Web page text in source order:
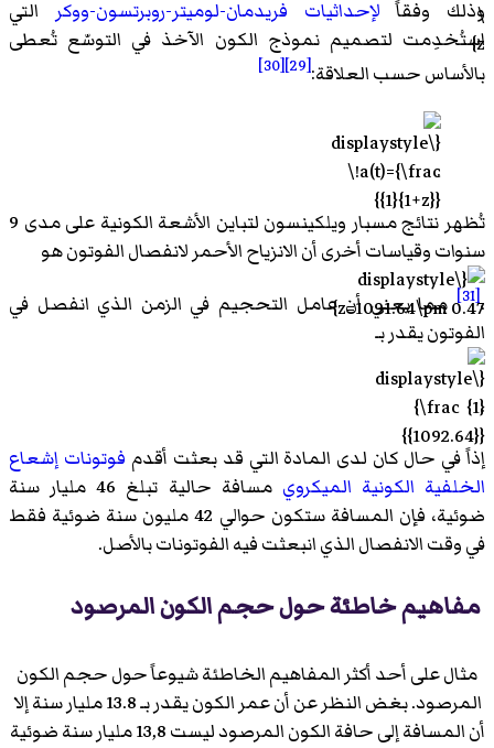
وذلك وفقاً لإحداثيات فريدمان-لوميتر-روبرتسون-ووكر التي
استُخدِمت لتصميم نموذج الكون الآخذ في التوسّع تُعطى
بالأساس حسب العلاقة:[29]
[30]
.
تُظهر نتائج مسبار ويلكينسون لتباين الأشعة الكونية على مدى 9
سنوات وقياسات أخرى أن الانزياح الأحمر لانفصال الفوتون هو
،[31]
مما يعني أن عامل التحجيم في الزمن الذي انفصل في
الفوتون يقدر بـ
.
إذاً في حال كان لدى المادة التي قد بعثت أقدم فوتونات إشعاع
الخلفية الكونية الميكروي
مسافة حالية تبلغ 46 مليار سنة
ضوئية، فإن المسافة ستكون حوالي 42 مليون سنة ضوئية فقط
في وقت الانفصال الذي انبعثت فيه الفوتونات بالأصل.
مفاهيم خاطئة حول حجم الكون المرصود
مثال على أحد أكثر المفاهيم الخاطئة شيوعاً حول حجم الكون
المرصود. بغض النظر عن أن عمر الكون يقدر بـ 13.8 مليار سنة إلا
أن المسافة إلى حافة الكون المرصود ليست 13,8 مليار سنة ضوئية